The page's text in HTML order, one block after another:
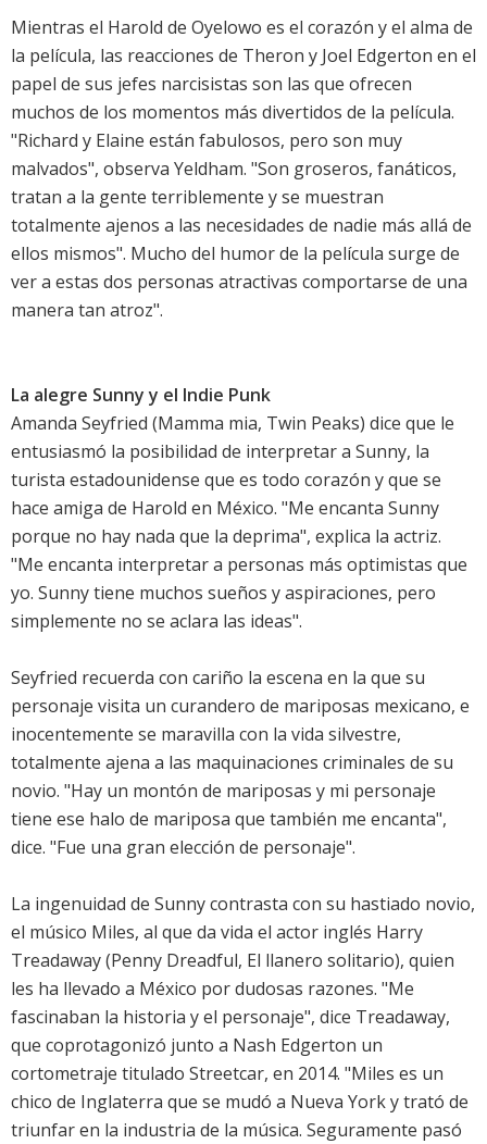
Mientras el Harold de Oyelowo es el corazón y el alma de
la película, las reacciones de Theron y Joel Edgerton en el
papel de sus jefes narcisistas son las que ofrecen
muchos de los momentos más divertidos de la película.
"Richard y Elaine están fabulosos, pero son muy
malvados", observa Yeldham. "Son groseros, fanáticos,
tratan a la gente terriblemente y se muestran
totalmente ajenos a las necesidades de nadie más allá de
ellos mismos". Mucho del humor de la película surge de
ver a estas dos personas atractivas comportarse de una
manera tan atroz".
La alegre Sunny y el Indie Punk
Amanda Seyfried (Mamma mia, Twin Peaks) dice que le
entusiasmó la posibilidad de interpretar a Sunny, la
turista estadounidense que es todo corazón y que se
hace amiga de Harold en México. "Me encanta Sunny
porque no hay nada que la deprima", explica la actriz.
"Me encanta interpretar a personas más optimistas que
yo. Sunny tiene muchos sueños y aspiraciones, pero
simplemente no se aclara las ideas".
Seyfried recuerda con cariño la escena en la que su
personaje visita un curandero de mariposas mexicano, e
inocentemente se maravilla con la vida silvestre,
totalmente ajena a las maquinaciones criminales de su
novio. "Hay un montón de mariposas y mi personaje
tiene ese halo de mariposa que también me encanta",
dice. "Fue una gran elección de personaje".
La ingenuidad de Sunny contrasta con su hastiado novio,
el músico Miles, al que da vida el actor inglés Harry
Treadaway (Penny Dreadful, El llanero solitario), quien
les ha llevado a México por dudosas razones. "Me
fascinaban la historia y el personaje", dice Treadaway,
que coprotagonizó junto a Nash Edgerton un
cortometraje titulado Streetcar, en 2014. "Miles es un
chico de Inglaterra que se mudó a Nueva York y trató de
triunfar en la industria de la música. Seguramente pasó